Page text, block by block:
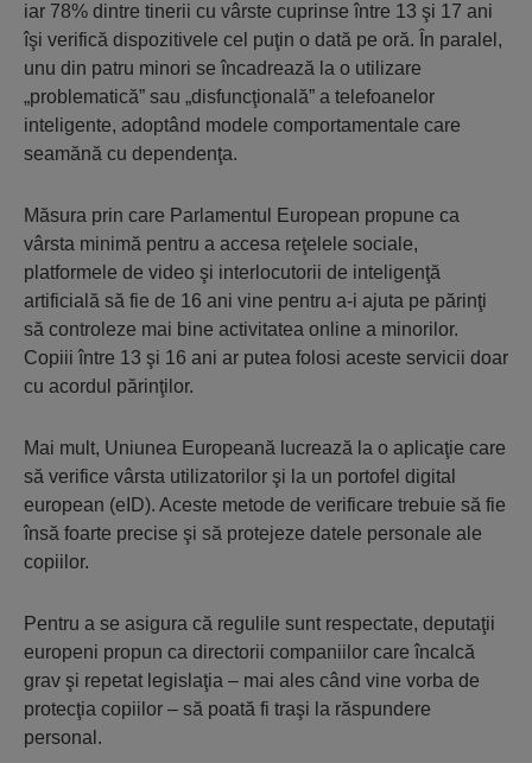
iar 78% dintre tinerii cu vârste cuprinse între 13 şi 17 ani
îşi verifică dispozitivele cel puţin o dată pe oră. În paralel,
unu din patru minori se încadrează la o utilizare
„problematică” sau „disfuncţională” a telefoanelor
inteligente, adoptând modele comportamentale care
seamănă cu dependenţa.
Măsura prin care Parlamentul European propune ca
vârsta minimă pentru a accesa reţelele sociale,
platformele de video şi interlocutorii de inteligenţă
artificială să fie de 16 ani vine pentru a-i ajuta pe părinţi
să controleze mai bine activitatea online a minorilor.
Copiii între 13 şi 16 ani ar putea folosi aceste servicii doar
cu acordul părinţilor.
Mai mult, Uniunea Europeană lucrează la o aplicaţie care
să verifice vârsta utilizatorilor şi la un portofel digital
european (eID). Aceste metode de verificare trebuie să fie
însă foarte precise şi să protejeze datele personale ale
copiilor.
Pentru a se asigura că regulile sunt respectate, deputaţii
europeni propun ca directorii companiilor care încalcă
grav şi repetat legislaţia – mai ales când vine vorba de
protecţia copiilor – să poată fi traşi la răspundere
personal.